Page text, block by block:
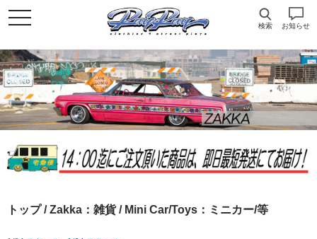
検索 お知らせ
トップ/Zakka：雑貨/ Mini Car/Toys：ミニカー/等